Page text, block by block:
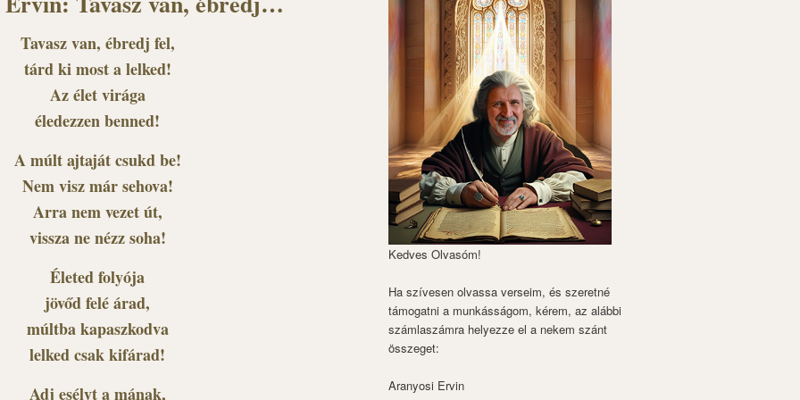
Tavasz van, ébredj fel,
tárd ki most a lelked!
Az élet virága
éledezzen benned!
A múlt ajtaját csukd be!
Nem visz már sehova!
Arra nem vezet út,
vissza ne nézz soha!
Életed folyója
jövőd felé árad,
múltba kapaszkodva
lelked csak kifárad!
Adj esélyt a mának,
Kedves Olvasóm!
Ha szívesen olvassa verseim, és szeretné
támogatni a munkásságom, kérem, az alábbi
számlaszámra helyezze el a nekem szánt
összeget:
Aranyosi Ervin